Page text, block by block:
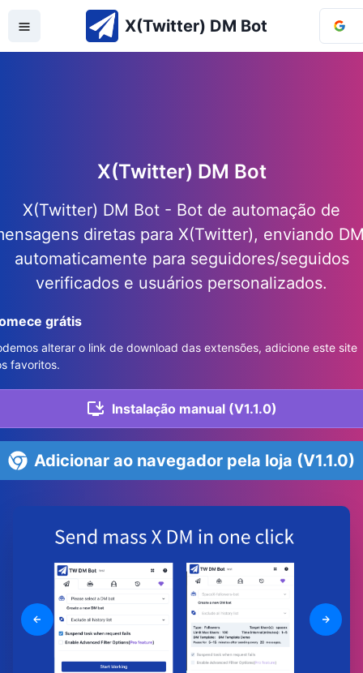
X(Twitter) DM Bot
X(Twitter) DM Bot
X(Twitter) DM Bot - Bot de automação de
diretas para X(Twitter), enviando
automaticamente para seguidores/seguidos
verificados e usuários personalizados.
grátis
alterar o link de download das extensões, adicione este site
favoritos.
Instalação manual (V1.1.0)
Adicionar ao navegador pela loja (V1.1.0)